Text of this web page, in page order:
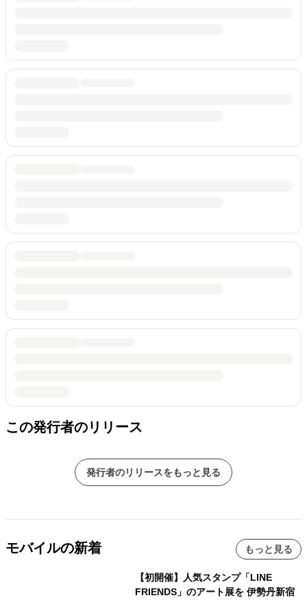
この発行者のリリース
発行者のリリースをもっと見る
モバイルの新着 もっと見る
【初開催】人気スタンプ「LINE
FRIENDS」のアート展を 伊勢丹新宿